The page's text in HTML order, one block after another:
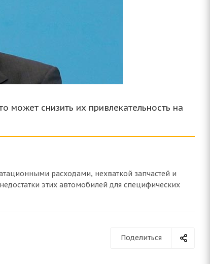
может снизить их привлекательность на
расходами, нехваткой запчастей и
этих автомобилей для специфических
Поделиться